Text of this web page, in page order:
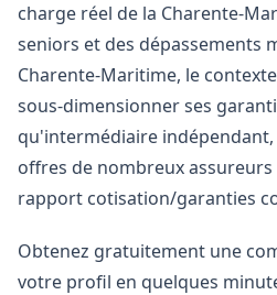
charge réel de la Charente-
seniors et des dépassements
Charente-Maritime, le
sous-dimensionner ses
qu'intermédiaire
offres de nombreux
rapport cotisation/garanties
Obtenez gratuitement une
votre profil en quelques